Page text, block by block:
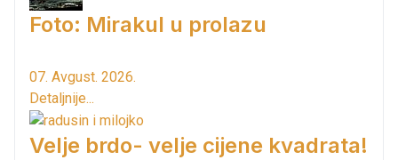
Foto: Mirakul u prolazu
07. Avgust. 2026.
Detaljnije...
Velje brdo- velje cijene kvadrata!